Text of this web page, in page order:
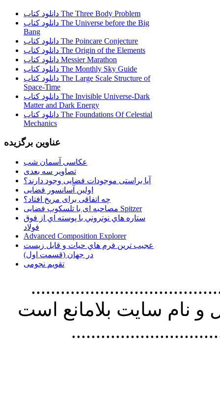
دانلود کتاب The Three Body Problem
دانلود کتاب The Universe before the Big
Bang
دانلود کتاب The Poincare Conjecture
دانلود کتاب The Origin of the Elements
دانلود کتاب Messier Marathon
دانلود کتاب The Monthly Sky Guide
دانلود کتاب The Large Scale Structure of
Space-Time
دانلود کتاب The Invisible Universe-Dark
Matter and Dark Energy
دانلود کتاب The Foundations Of Celestial
Mechanics
عناوین برگزیده
عکاسی آسمان شب
تصاویر سه بعدی
آیا براستی موجودات فضایی وجود دارند؟
اولین آسانسور فضایی
چه اتفاقی برای مریخ افتاد؟
مصاحبه ای با تلسکوپ فضایی Spitzer
ستاره هاي نوتروني با پوسته اي از فوق
فولاد
Advanced Composition Explorer
عجیب ترین فرم هاي حيات و قابل زيست
در جهان (قسمت اول)
تقویم نجومی
استفاده از
نام سايت بلامانع است